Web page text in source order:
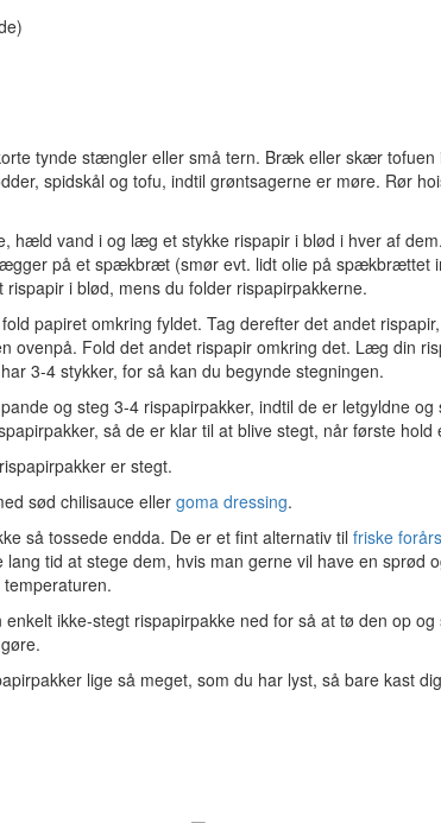
tynde stængler eller små tern. Bræk eller skær tofuen
spidskål og tofu, indtil grøntsagerne er møre. Rør
hæld vand i og læg et stykke rispapir i blød i hver af
på et spækbræt (smør evt. lidt olie på spækbrættet
i blød, mens du folder rispapirpakkerne.
papiret omkring fyldet. Tag derefter det andet
ovenpå. Fold det andet rispapir omkring det. Læg din
3-4 stykker, for så kan du begynde stegningen.
og steg 3-4 rispapirpakker, indtil de er letgyldne og
så de er klar til at blive stegt, når første
er stegt.
sød chilisauce ellergoma dressing.
så tossede endda. De er et fint alternativ til friske
tid at stege dem, hvis man gerne vil have en sprød
ikke-stegt rispapirpakke ned for så at tø den op
lige så meget, som du har lyst, så bare kast